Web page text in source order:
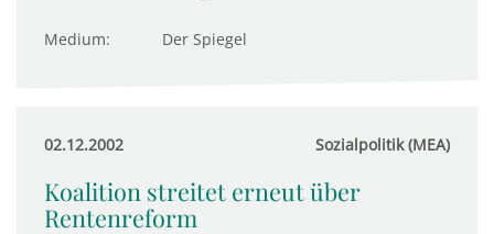
Medium: Der Spiegel
02.12.2002 Sozialpolitik (MEA)
Koalition streitet erneut über
Rentenreform